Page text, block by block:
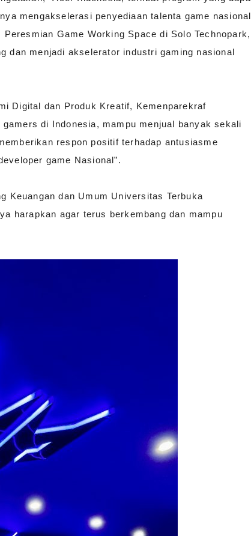
mengakselerasi penyediaan talenta game nasional
Game Working Space di Solo Technopark,
dan menjadi akselerator industri gaming nasional
Digital dan Produk Kreatif, Kemenparekraf
di Indonesia, mampu menjual banyak sekali
respon positif terhadap antusiasme
game Nasional”.
Keuangan dan Umum Universitas Terbuka
harapkan agar terus berkembang dan mampu